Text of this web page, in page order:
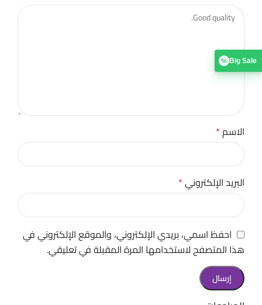
الاسم*
البريد الإلكتروني*
احفظ اسمي، بريدي الإلكتروني، والموقع الإلكتروني في
هذا المتصفح لاستخدامها المرة المقبلة في تعليقي.
% Big Sale